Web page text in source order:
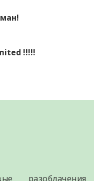
!!!!!
разоблачения